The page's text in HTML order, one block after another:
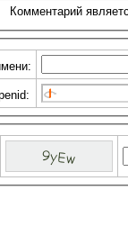
Комментарий